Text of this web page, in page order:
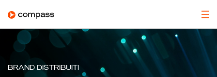
BRAND DISTRIBUITI